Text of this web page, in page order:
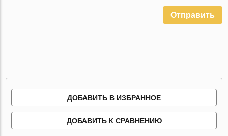
Отправить
ДОБАВИТЬ В ИЗБРАННОЕ
ДОБАВИТЬ К СРАВНЕНИЮ